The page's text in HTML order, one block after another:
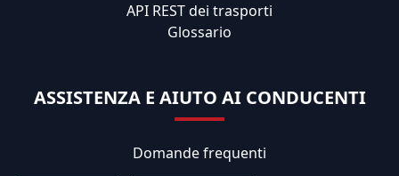
API REST dei trasporti
Glossario
ASSISTENZA E AIUTO AI CONDUCENTI
Domande frequenti